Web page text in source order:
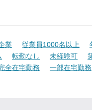
業 従業員1000名以上
転勤なし 未経験可
全在宅勤務 一部在宅勤務